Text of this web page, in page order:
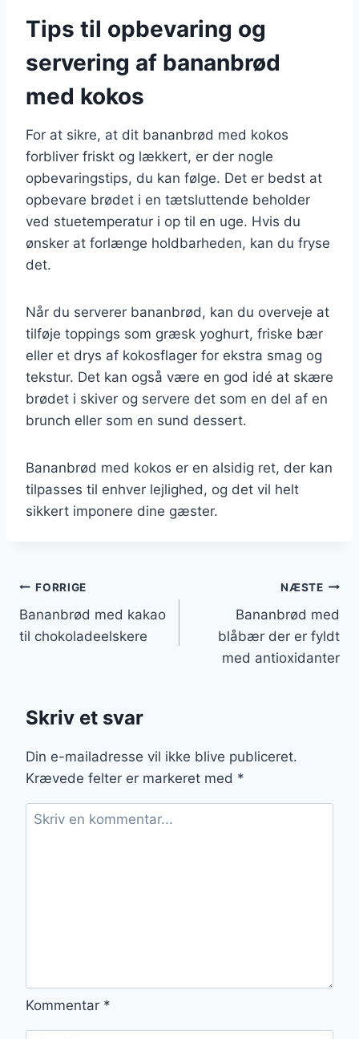
Tips til opbevaring og
servering af bananbrød
med kokos
For at sikre, at dit bananbrød med kokos
forbliver friskt og lækkert, er der nogle
opbevaringstips, du kan følge. Det er bedst at
opbevare brødet i en tætsluttende beholder
ved stuetemperatur i op til en uge. Hvis du
ønsker at forlænge holdbarheden, kan du fryse
det.
Når du serverer bananbrød, kan du overveje at
tilføje toppings som græsk yoghurt, friske bær
eller et drys af kokosflager for ekstra smag og
tekstur. Det kan også være en god idé at skære
brødet i skiver og servere det som en del af en
brunch eller som en sund dessert.
Bananbrød med kokos er en alsidig ret, der kan
tilpasses til enhver lejlighed, og det vil helt
sikkert imponere dine gæster.
Indlægsnavigation
FORRIGE
Bananbrød med kakao
til chokoladeelskere
NÆSTE
Bananbrød med
blåbær der er fyldt
med antioxidanter
Skriv et svar
Din e-mailadresse vil ikke blive publiceret.
Krævede felter er markeret med *
Kommentar *